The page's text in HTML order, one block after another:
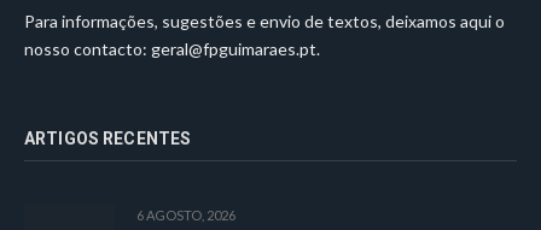
Para informações, sugestões e envio de textos, deixamos aqui o
nosso contacto: geral@fpguimaraes.pt.
ARTIGOS RECENTES
6 AGOSTO, 2026